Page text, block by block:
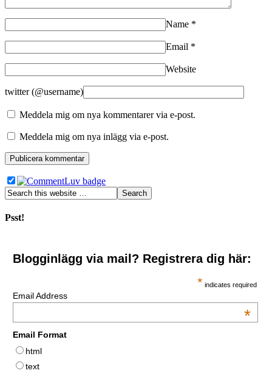
Name *
Email *
Website
twitter (@username)
Meddela mig om nya kommentarer via e-post.
Meddela mig om nya inlägg via e-post.
Psst!
Blogginlägg via mail? Registrera dig här:
* indicates required
Email Address
*
Email Format
html
text